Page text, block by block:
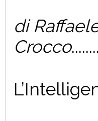
di
Crocco
L’